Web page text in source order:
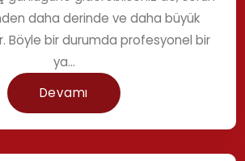
daha derinde ve daha büyük
Böyle bir durumda profesyonel bir
Devamı